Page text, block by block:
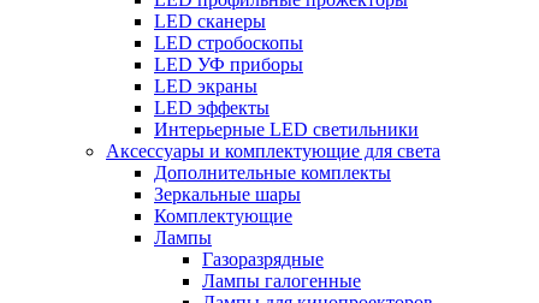
LED сканеры
LED стробоскопы
LED УФ приборы
LED экраны
LED эффекты
Интерьерные LED светильники
Аксессуары и комплектующие для света
Дополнительные комплекты
Зеркальные шары
Комплектующие
Лампы
Газоразрядные
Лампы галогенные